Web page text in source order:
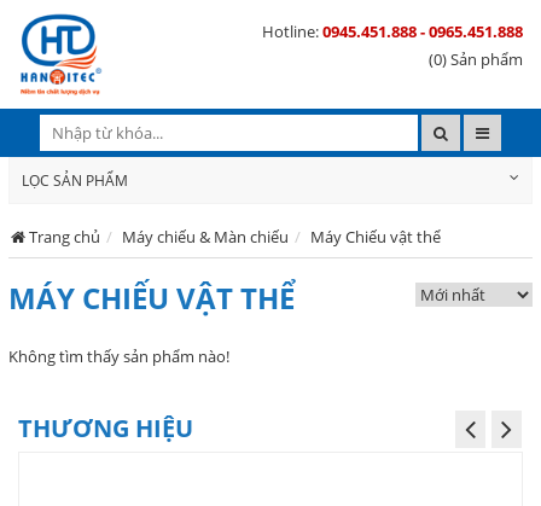
Hotline:0945.451.888 - 0965.451.888
(0) Sản phẩm
LỌC SẢN PHẨM
Trang chủ Máy chiếu & Màn chiếu Máy Chiếu vật thể
MÁY CHIẾU VẬT THỂ
Không tìm thấy sản phẩm nào!
THƯƠNG HIỆU